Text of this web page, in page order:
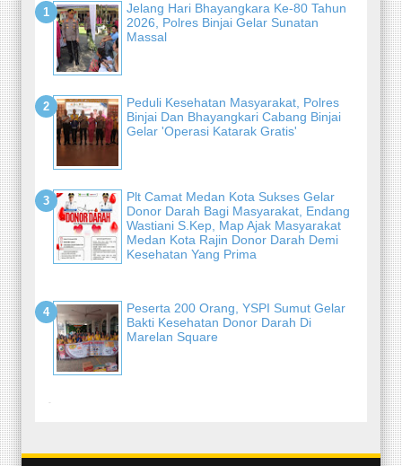
Jelang Hari Bhayangkara Ke-80 Tahun
2026, Polres Binjai Gelar Sunatan
Massal
Peduli Kesehatan Masyarakat, Polres
Binjai Dan Bhayangkari Cabang Binjai
Gelar 'Operasi Katarak Gratis'
Plt Camat Medan Kota Sukses Gelar
Donor Darah Bagi Masyarakat, Endang
Wastiani S.Kep, Map Ajak Masyarakat
Medan Kota Rajin Donor Darah Demi
Kesehatan Yang Prima
Peserta 200 Orang, YSPI Sumut Gelar
Bakti Kesehatan Donor Darah Di
Marelan Square
-